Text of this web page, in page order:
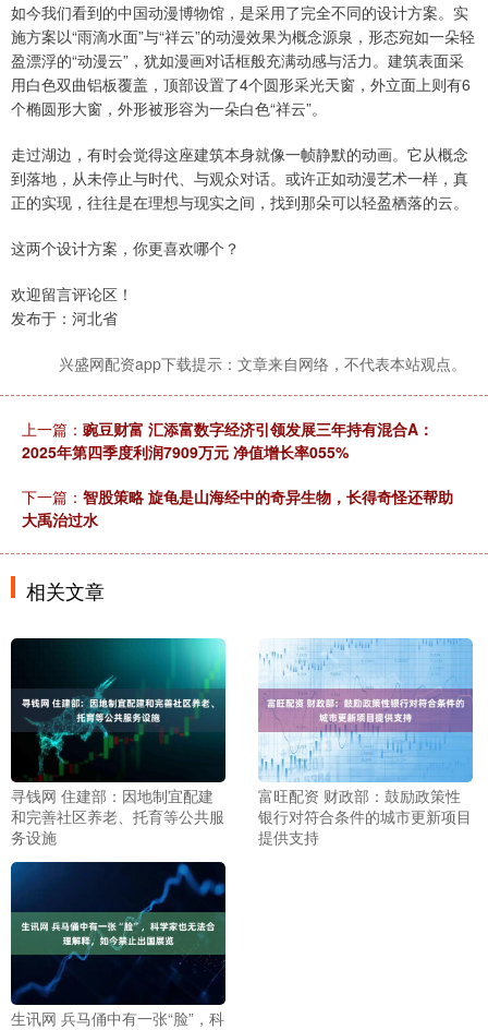
如今我们看到的中国动漫博物馆，是采用了完全不同的设计方案。实
施方案以“雨滴水面”与“祥云”的动漫效果为概念源泉，形态宛如一朵轻
盈漂浮的“动漫云”，犹如漫画对话框般充满动感与活力。建筑表面采
用白色双曲铝板覆盖，顶部设置了4个圆形采光天窗，外立面上则有6
个椭圆形大窗，外形被形容为一朵白色“祥云”。
走过湖边，有时会觉得这座建筑本身就像一帧静默的动画。它从概念
到落地，从未停止与时代、与观众对话。或许正如动漫艺术一样，真
正的实现，往往是在理想与现实之间，找到那朵可以轻盈栖落的云。
这两个设计方案，你更喜欢哪个？
欢迎留言评论区！
发布于：河北省
兴盛网配资app下载提示：文章来自网络，不代表本站观点。
上一篇： 豌豆财富 汇添富数字经济引领发展三年持有混合A：
2025年第四季度利润7909万元 净值增长率055%
下一篇： 智股策略 旋龟是山海经中的奇异生物，长得奇怪还帮助
大禹治过水
相关文章
寻钱网 住建部：因地制宜配建
和完善社区养老、托育等公共服
务设施
富旺配资 财政部：鼓励政策性
银行对符合条件的城市更新项目
提供支持
生讯网 兵马俑中有一张“脸”，科